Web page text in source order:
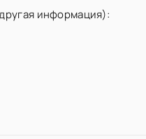
информация):